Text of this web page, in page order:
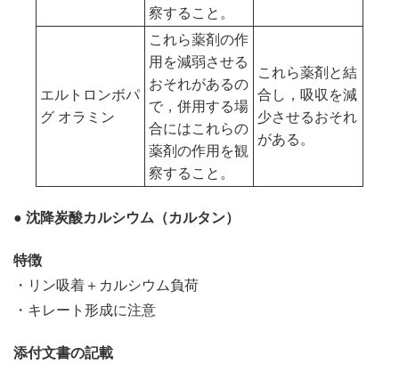
察すること。
エルトロンボパ
グ オラミン
これら薬剤の作
用を減弱させる
おそれがあるの
で，併用する場
合にはこれらの
薬剤の作用を観
察すること。
これら薬剤と結
合し，吸収を減
少させるおそれ
がある。
● 沈降炭酸カルシウム（カルタン）
特徴
・リン吸着＋カルシウム負荷
・キレート形成に注意
添付文書の記載